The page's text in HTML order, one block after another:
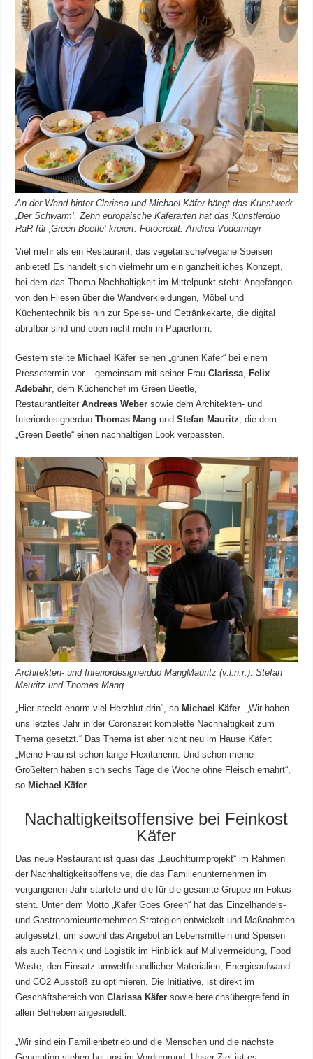
An der Wand hinter Clarissa und Michael Käfer hängt das Kunstwerk
‚Der Schwarm‘. Zehn europäische Käferarten hat das Künstlerduo
RaR für ‚Green Beetle‘ kreiert. Fotocredit: Andrea Vodermayr
Viel mehr als ein Restaurant, das vegetarische/vegane Speisen
anbietet! Es handelt sich vielmehr um ein ganzheitliches Konzept,
bei dem das Thema Nachhaltigkeit im Mittelpunkt steht: Angefangen
von den Fliesen über die Wandverkleidungen, Möbel und
Küchentechnik bis hin zur Speise- und Getränkekarte, die digital
abrufbar sind und eben nicht mehr in Papierform.
Gestern stellte Michael Käfer seinen „grünen Käfer“ bei einem
Pressetermin vor – gemeinsam mit seiner FrauClarissa, Felix
Adebahr, dem Küchenchef im Green Beetle,
RestaurantleiterAndreas Webersowie dem Architekten- und
InteriordesignerduoThomas Mang undStefan Mauritz, die dem
„Green Beetle“ einen nachhaltigen Look verpassten.
Architekten- und Interiordesignerduo MangMauritz (v.l.n.r.): Stefan
Mauritz und Thomas Mang
„Hier steckt enorm viel Herzblut drin“, so Michael Käfer . „Wir haben
uns letztes Jahr in der Coronazeit komplette Nachhaltigkeit zum
Thema gesetzt.“ Das Thema ist aber nicht neu im Hause Käfer:
„Meine Frau ist schon lange Flexitarierin. Und schon meine
Großeltern haben sich sechs Tage die Woche ohne Fleisch ernährt“,
so Michael Käfer
Nachaltigkeitsoffensive bei Feinkost
Käfer
Das neue Restaurant ist quasi das „Leuchtturmprojekt“ im Rahmen
der Nachhaltigkeitsoffensive, die das Familienunternehmen im
vergangenen Jahr startete und die für die gesamte Gruppe im Fokus
steht. Unter dem Motto „Käfer Goes Green“ hat das Einzelhandels-
und Gastronomieunternehmen Strategien entwickelt und Maßnahmen
aufgesetzt, um sowohl das Angebot an Lebensmitteln und Speisen
als auch Technik und Logistik im Hinblick auf Müllvermeidung, Food
Waste, den Einsatz umweltfreundlicher Materialien, Energieaufwand
und CO2 Ausstoß zu optimieren. Die Initiative, ist direkt im
Geschäftsbereich vonClarissa Käfer sowie bereichsübergreifend in
allen Betrieben angesiedelt.
„Wir sind ein Familienbetrieb und die Menschen und die nächste